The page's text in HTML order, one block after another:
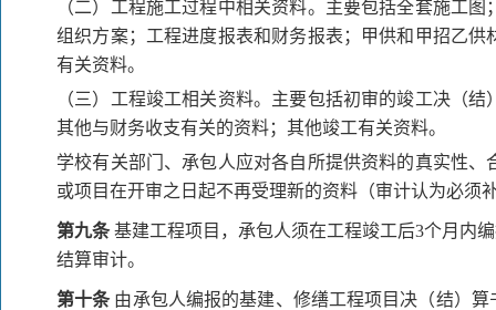
（二）工程施工过程中相关资料。主要包括全套施工
组织方案；工程进度报表和财务报表；甲供和甲招乙
有关资料。
（三）工程竣工相关资料。主要包括初审的竣工决（
其他与财务收支有关的资料；其他竣工有关资料。
学校有关部门、承包人应对各自所提供资料的真实性
或项目在开审之日起不再受理新的资料（审计认为必须
第九条基建工程项目，承包人须在工程竣工后3个月内
结算审计。
第十条由承包人编报的基建、修缮工程项目决（结）